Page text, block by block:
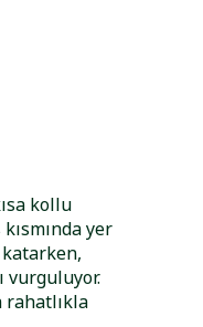
kollu
yer
vurguluyor.
rahatlıkla